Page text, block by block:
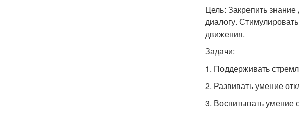
Цель: Закрепить
диалогу.
движения.
Задачи:
1. Поддерживать
2. Развивать умение
3. Воспитывать умение